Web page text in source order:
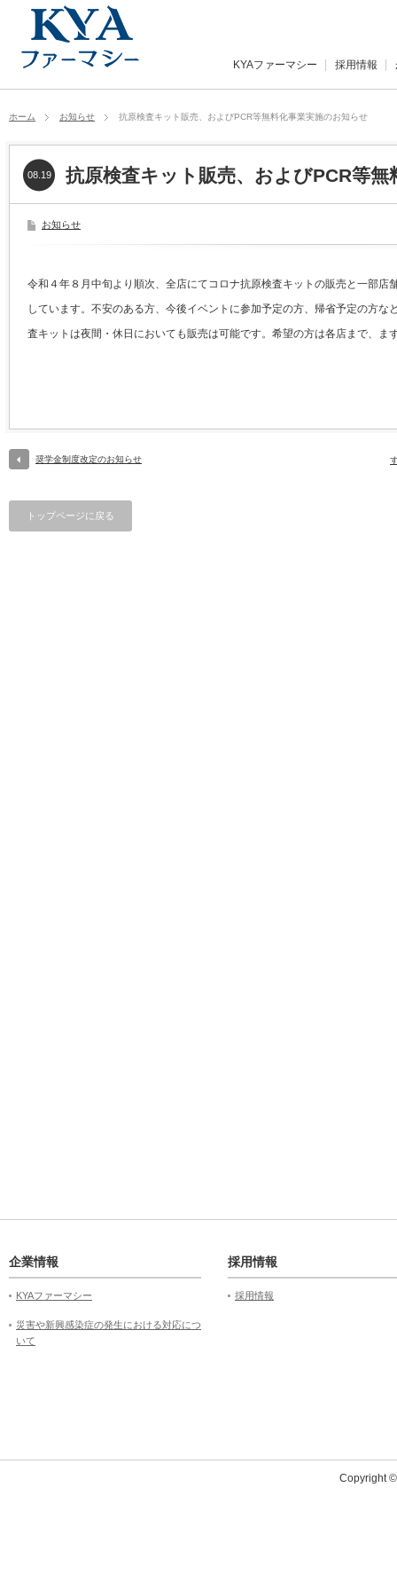
KYAファーマシー 採用情報
ホーム お知らせ 抗原検査キット販売、およびPCR等無料化事業実施のお知らせ
抗原検査キット販売、およびPCR等
08.19
お知らせ
令和４年８月中旬より順次、全店にてコロナ抗原検査キットの販売と一部
しています。不安のある方、今後イベントに参加予定の方、帰省予定の方
査キットは夜間・休日においても販売は可能です。希望の方は各店まで、ま
奨学金制度改定のお知らせ
トップページに戻る
企業情報
KYAファーマシー
災害や新興感染症の発生における対応につ
いて
採用情報
採用情報
Copyright